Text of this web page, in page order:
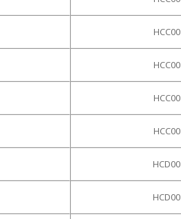
HCC00
HCC00
HCC00
HCC00
HCD00
HCD00